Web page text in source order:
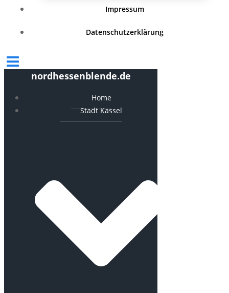
Impressum
Datenschutzerklärung
nordhessenblende.de
Home
Stadt Kassel